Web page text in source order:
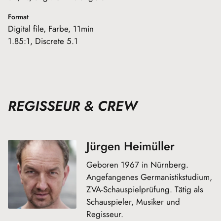
Format
Digital file, Farbe, 11min
1.85:1, Discrete 5.1
REGISSEUR & CREW
Jürgen Heimüller
Geboren 1967 in Nürnberg.
Angefangenes Germanistikstudium,
ZVA-Schauspielprüfung. Tätig als
Schauspieler, Musiker und
Regisseur.